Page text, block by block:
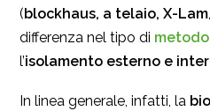
(blockhaus, a telaio, X-Lam
differenza nel tipo di
l’isolamento esterno e
In linea generale, infatti, la